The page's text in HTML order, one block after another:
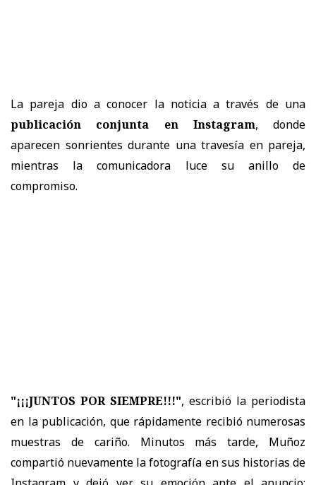
La pareja dio a conocer la noticia a través de una
publicación conjunta en Instagram, donde
aparecen sonrientes durante una travesía en pareja,
mientras la comunicadora luce su anillo de
compromiso.
"¡¡¡JUNTOS POR SIEMPRE!!!", escribió la periodista
en la publicación, que rápidamente recibió numerosas
muestras de cariño. Minutos más tarde, Muñoz
compartió nuevamente la fotografía en sus historias de